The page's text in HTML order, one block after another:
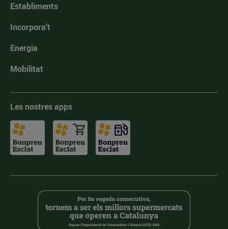
Establiments
Incorpora't
Energia
Mobilitat
Les nostres apps